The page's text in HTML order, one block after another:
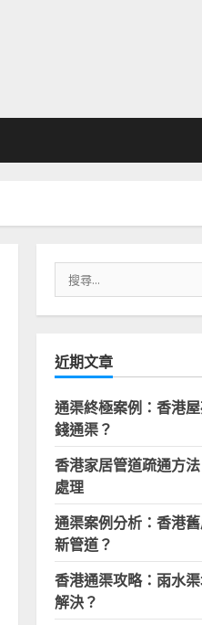
尋
關
字:
近期文章
通渠終極案例：香港
錢通渠？
香港家居管道疏通方
處理
通渠案例分析：香港
新管道？
香港通渠攻略：雨水
解決？